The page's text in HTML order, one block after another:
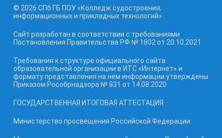
© 2026 СПб ГБ ПОУ «Колледж судостроения,
информационных и прикладных технологий»
Сайт разработан в соответствии с требованиями
Постановления Правительства РФ № 1802 от 20.10.2021
Требования к структуре официального сайта
образовательной организации в ИТС «Интернет» и
формату представления на нем информации утверждены
Приказом Рособрнадзора № 831 от 14.08.2020
ГОСУДАРСТВЕННАЯ ИТОГОВАЯ АТТЕСТАЦИЯ
Министерство просвещения Российской Федерации